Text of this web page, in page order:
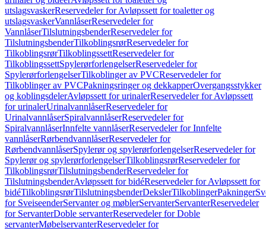
utslagsvaskerReservedeler for Avløpssett for toaletter og
utslagsvaskerVannlåserReservedeler for
VannlåserTilslutningsbenderReservedeler for
TilslutningsbenderTilkoblingsrørReservedeler for
TilkoblingsrørTilkoblingssettReservedeler for
TilkoblingssettSpylerørforlengelserReservedeler for
SpylerørforlengelserTilkoblinger av PVCReservedeler for
Tilkoblinger av PVCPakningsringer og dekkapperOvergangsstykker
og koblingsdelerAvløpssett for urinalerReservedeler for Avløpssett
for urinalerUrinalvannlåserReservedeler for
UrinalvannlåserSpiralvannlåserReservedeler for
SpiralvannlåserInnfelte vannlåserReservedeler for Innfelte
vannlåserRørbendvannlåserReservedeler for
RørbendvannlåserSpylerør og spylerørforlengelserReservedeler for
Spylerør og spylerørforlengelserTilkoblingsrørReservedeler for
TilkoblingsrørTilslutningsbenderReservedeler for
TilslutningsbenderAvløpssett for bidéReservedeler for Avløpssett for
bidéTilkoblingsrørTilslutningsbenderDekslerTilkoblingerPakninger
for SveiseenderServanter og møblerServanterServanterReservedeler
for ServanterDoble servanterReservedeler for Doble
servanterMøbelservanterReservedeler for